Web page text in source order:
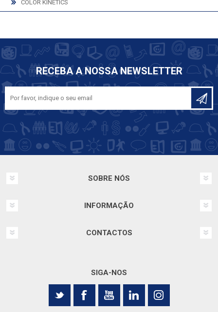
COLOR KINETICS
EFAPEL
ELVOX
EXO LIGHTING
GEWISS
GREENLEE
HAGER
RECEBA A NOSSA NEWSLETTER
SOBRE NÓS
INFORMAÇÃO
CONTACTOS
SIGA-NOS